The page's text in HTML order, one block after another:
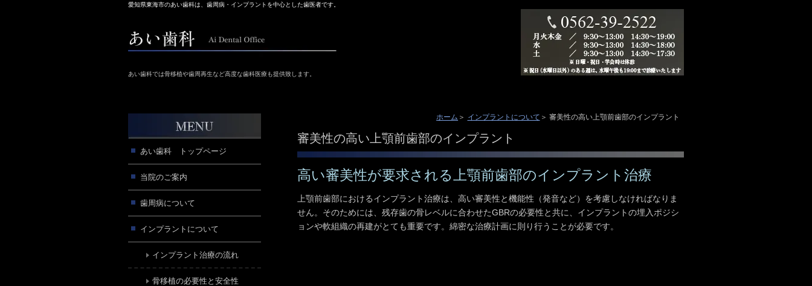
愛知県東海市のあい歯科は、歯周病・インプラントを中心とした歯医者です。
あい歯科では骨移植や歯周再生など高度な歯科医療も提供致します。
ホーム インプラントについて 審美性の高い上顎前歯部のインプラント
審美性の高い上顎前歯部のインプラント
高い審美性が要求される上顎前歯部のインプラント治療
上顎前歯部におけるインプラント治療は、高い審美性と機能性（発音など）を考慮しなければなりま
せん。そのためには、残存歯の骨レベルに合わせたGBRの必要性と共に、インプラントの埋入ポジシ
ョンや軟組織の再建がとても重要です。綿密な治療計画に則り行うことが必要です。
あい歯科 トップページ
当院のご案内
歯周病について
インプラントについて
インプラント治療の流れ
骨移植の必要性と安全性